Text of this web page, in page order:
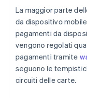
La maggior parte
da dispositivo
pagamenti da
vengono regolati
pagamenti tramite
seguono le
circuiti delle carte.